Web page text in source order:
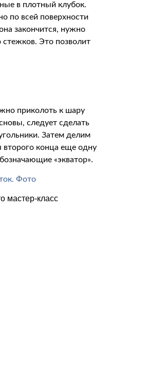
в плотный клубок.
по всей поверхности
закончится, нужно
Это позволит
приколоть к шару
следует сделать
Затем делим
второго конца еще одну
«экватор».
мастер-класс